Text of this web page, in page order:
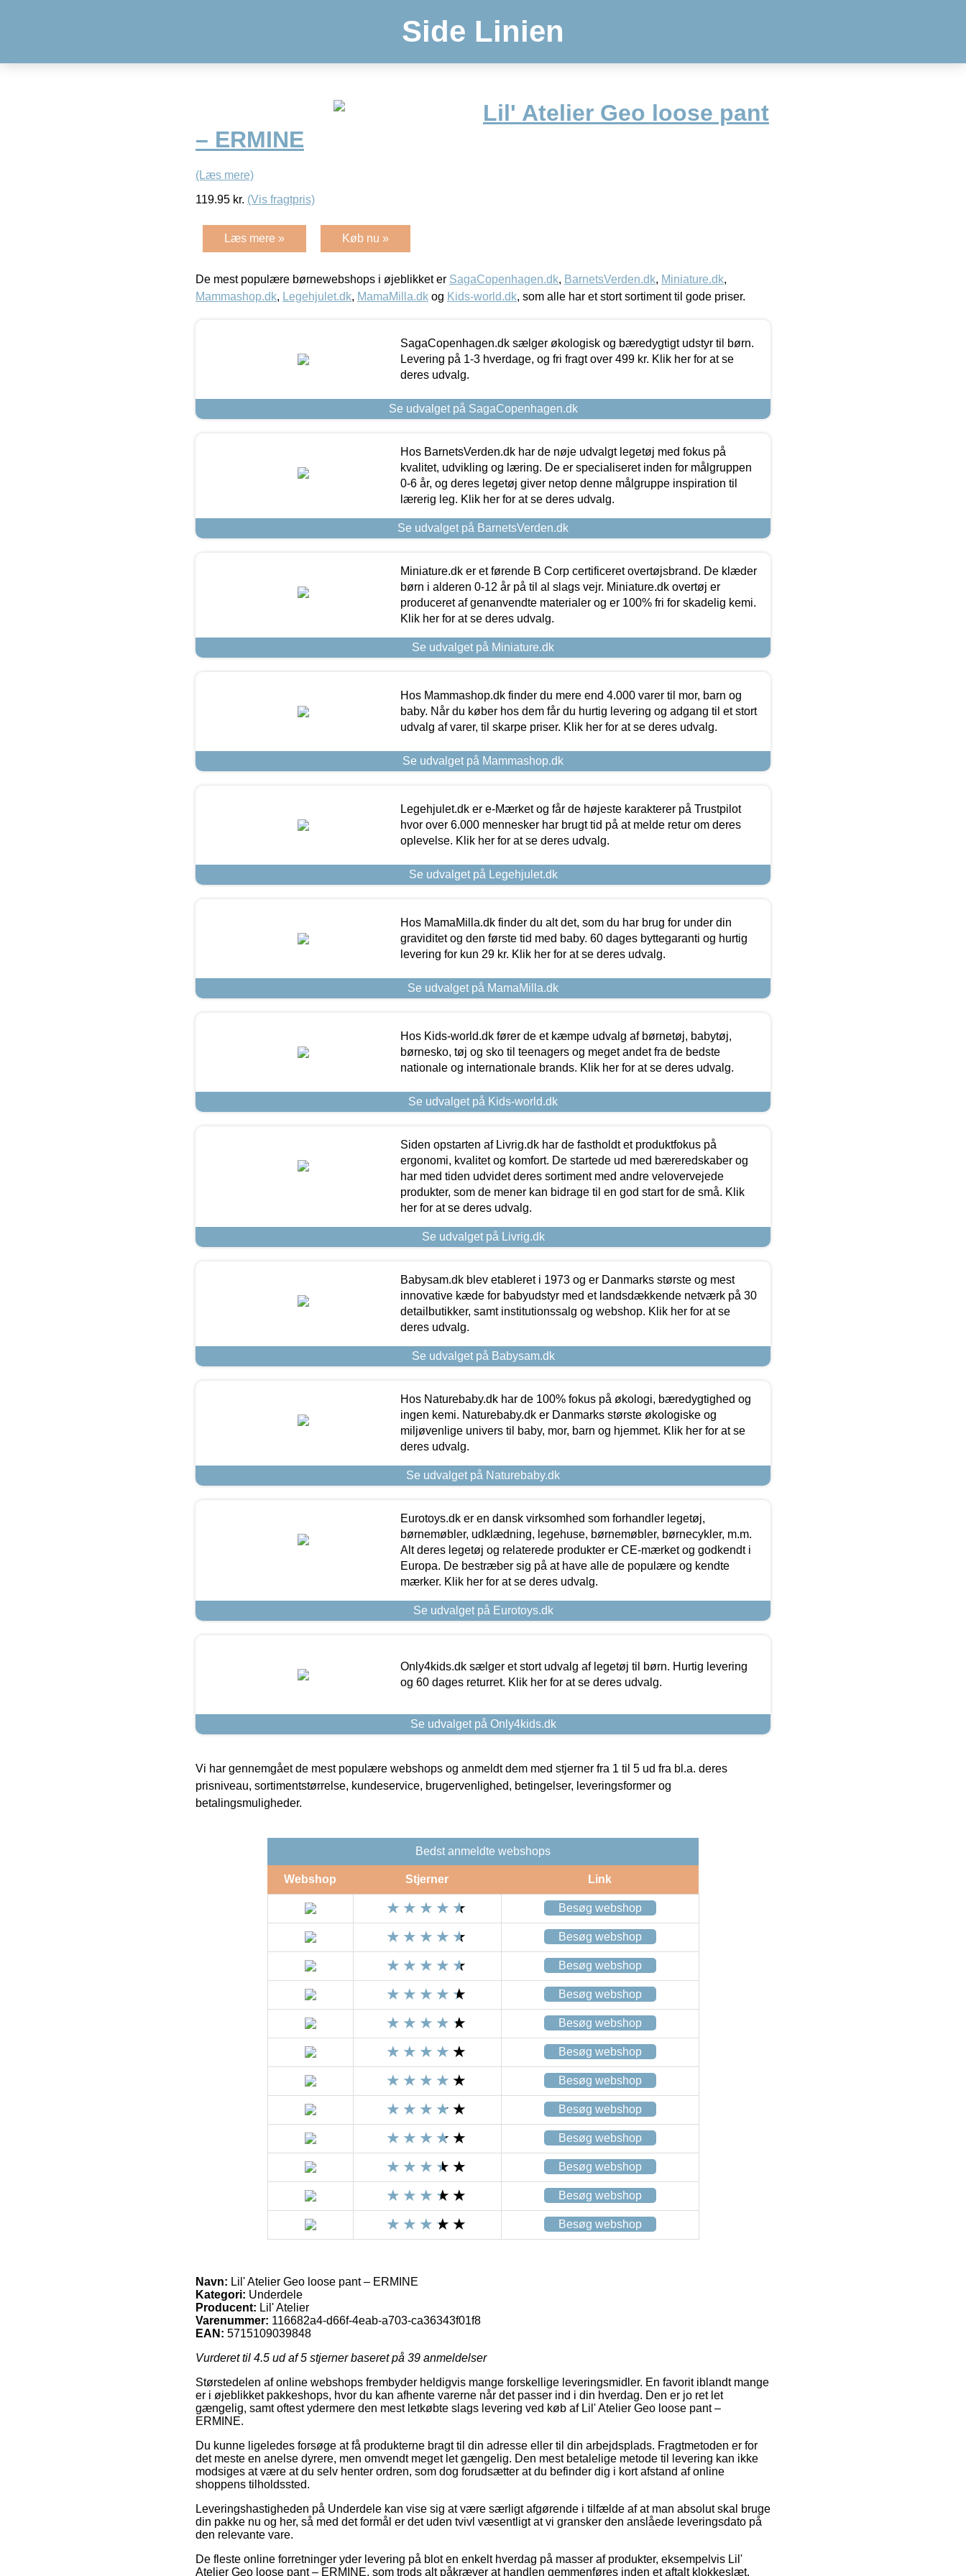
Side Linien
Lil' Atelier Geo loose pant
– ERMINE
(Læs mere)
119.95 kr. (Vis fragtpris)
Læs mere » Køb nu »
De mest populære børnewebshops i øjeblikket er SagaCopenhagen.dk, BarnetsVerden.dk, Miniature.dk,
Mammashop.dk, Legehjulet.dk, MamaMilla.dk og Kids-world.dk, som alle har et stort sortiment til gode priser.
SagaCopenhagen.dk sælger økologisk og bæredygtigt udstyr til børn.
Levering på 1-3 hverdage, og fri fragt over 499 kr. Klik her for at se
deres udvalg.
Se udvalget på SagaCopenhagen.dk
Hos BarnetsVerden.dk har de nøje udvalgt legetøj med fokus på
kvalitet, udvikling og læring. De er specialiseret inden for målgruppen
0-6 år, og deres legetøj giver netop denne målgruppe inspiration til
lærerig leg. Klik her for at se deres udvalg.
Se udvalget på BarnetsVerden.dk
Miniature.dk er et førende B Corp certificeret overtøjsbrand. De klæder
børn i alderen 0-12 år på til al slags vejr. Miniature.dk overtøj er
produceret af genanvendte materialer og er 100% fri for skadelig kemi.
Klik her for at se deres udvalg.
Se udvalget på Miniature.dk
Hos Mammashop.dk finder du mere end 4.000 varer til mor, barn og
baby. Når du køber hos dem får du hurtig levering og adgang til et stort
udvalg af varer, til skarpe priser. Klik her for at se deres udvalg.
Se udvalget på Mammashop.dk
Legehjulet.dk er e-Mærket og får de højeste karakterer på Trustpilot
hvor over 6.000 mennesker har brugt tid på at melde retur om deres
oplevelse. Klik her for at se deres udvalg.
Se udvalget på Legehjulet.dk
Hos MamaMilla.dk finder du alt det, som du har brug for under din
graviditet og den første tid med baby. 60 dages byttegaranti og hurtig
levering for kun 29 kr. Klik her for at se deres udvalg.
Se udvalget på MamaMilla.dk
Hos Kids-world.dk fører de et kæmpe udvalg af børnetøj, babytøj,
børnesko, tøj og sko til teenagers og meget andet fra de bedste
nationale og internationale brands. Klik her for at se deres udvalg.
Se udvalget på Kids-world.dk
Siden opstarten af Livrig.dk har de fastholdt et produktfokus på
ergonomi, kvalitet og komfort. De startede ud med bæreredskaber og
har med tiden udvidet deres sortiment med andre velovervejede
produkter, som de mener kan bidrage til en god start for de små. Klik
her for at se deres udvalg.
Se udvalget på Livrig.dk
Babysam.dk blev etableret i 1973 og er Danmarks største og mest
innovative kæde for babyudstyr med et landsdækkende netværk på 30
detailbutikker, samt institutionssalg og webshop. Klik her for at se
deres udvalg.
Se udvalget på Babysam.dk
Hos Naturebaby.dk har de 100% fokus på økologi, bæredygtighed og
ingen kemi. Naturebaby.dk er Danmarks største økologiske og
miljøvenlige univers til baby, mor, barn og hjemmet. Klik her for at se
deres udvalg.
Se udvalget på Naturebaby.dk
Eurotoys.dk er en dansk virksomhed som forhandler legetøj,
børnemøbler, udklædning, legehuse, børnemøbler, børnecykler, m.m.
Alt deres legetøj og relaterede produkter er CE-mærket og godkendt i
Europa. De bestræber sig på at have alle de populære og kendte
mærker. Klik her for at se deres udvalg.
Se udvalget på Eurotoys.dk
Only4kids.dk sælger et stort udvalg af legetøj til børn. Hurtig levering
og 60 dages returret. Klik her for at se deres udvalg.
Se udvalget på Only4kids.dk
Vi har gennemgået de mest populære webshops og anmeldt dem med stjerner fra 1 til 5 ud fra bl.a. deres
prisniveau, sortimentstørrelse, kundeservice, brugervenlighed, betingelser, leveringsformer og
betalingsmuligheder.
Bedst anmeldte webshops
Webshop Stjerner Link
Besøg webshop
Besøg webshop
Besøg webshop
Besøg webshop
Besøg webshop
Besøg webshop
Besøg webshop
Besøg webshop
Besøg webshop
Besøg webshop
Besøg webshop
Besøg webshop
Navn: Lil' Atelier Geo loose pant – ERMINE
Kategori: Underdele
Producent: Lil' Atelier
Varenummer: 116682a4-d66f-4eab-a703-ca36343f01f8
EAN: 5715109039848
Vurderet til 4.5 ud af 5 stjerner baseret på 39 anmeldelser
Størstedelen af online webshops frembyder heldigvis mange forskellige leveringsmidler. En favorit iblandt mange
er i øjeblikket pakkeshops, hvor du kan afhente varerne når det passer ind i din hverdag. Den er jo ret let
gængelig, samt oftest ydermere den mest letkøbte slags levering ved køb af Lil' Atelier Geo loose pant –
ERMINE.
Du kunne ligeledes forsøge at få produkterne bragt til din adresse eller til din arbejdsplads. Fragtmetoden er for
det meste en anelse dyrere, men omvendt meget let gængelig. Den mest betalelige metode til levering kan ikke
modsiges at være at du selv henter ordren, som dog forudsætter at du befinder dig i kort afstand af online
shoppens tilholdssted.
Leveringshastigheden på Underdele kan vise sig at være særligt afgørende i tilfælde af at man absolut skal bruge
din pakke nu og her, så med det formål er det uden tvivl væsentligt at vi gransker den anslåede leveringsdato på
den relevante vare.
De fleste online forretninger yder levering på blot en enkelt hverdag på masser af produkter, eksempelvis Lil'
Atelier Geo loose pant – ERMINE, som trods alt påkræver at handlen gemmenføres inden et aftalt klokkeslæt,